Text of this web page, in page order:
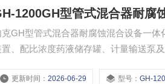
1200GH型管式混合器耐腐
型管式混合器耐腐蚀混合设备一体化装置 本设备为一体化装置。主要有搅拌机、溶
置、配比浓度药液储存罐、计量输送泵
更新时间：2026-06-29 型号：GH-